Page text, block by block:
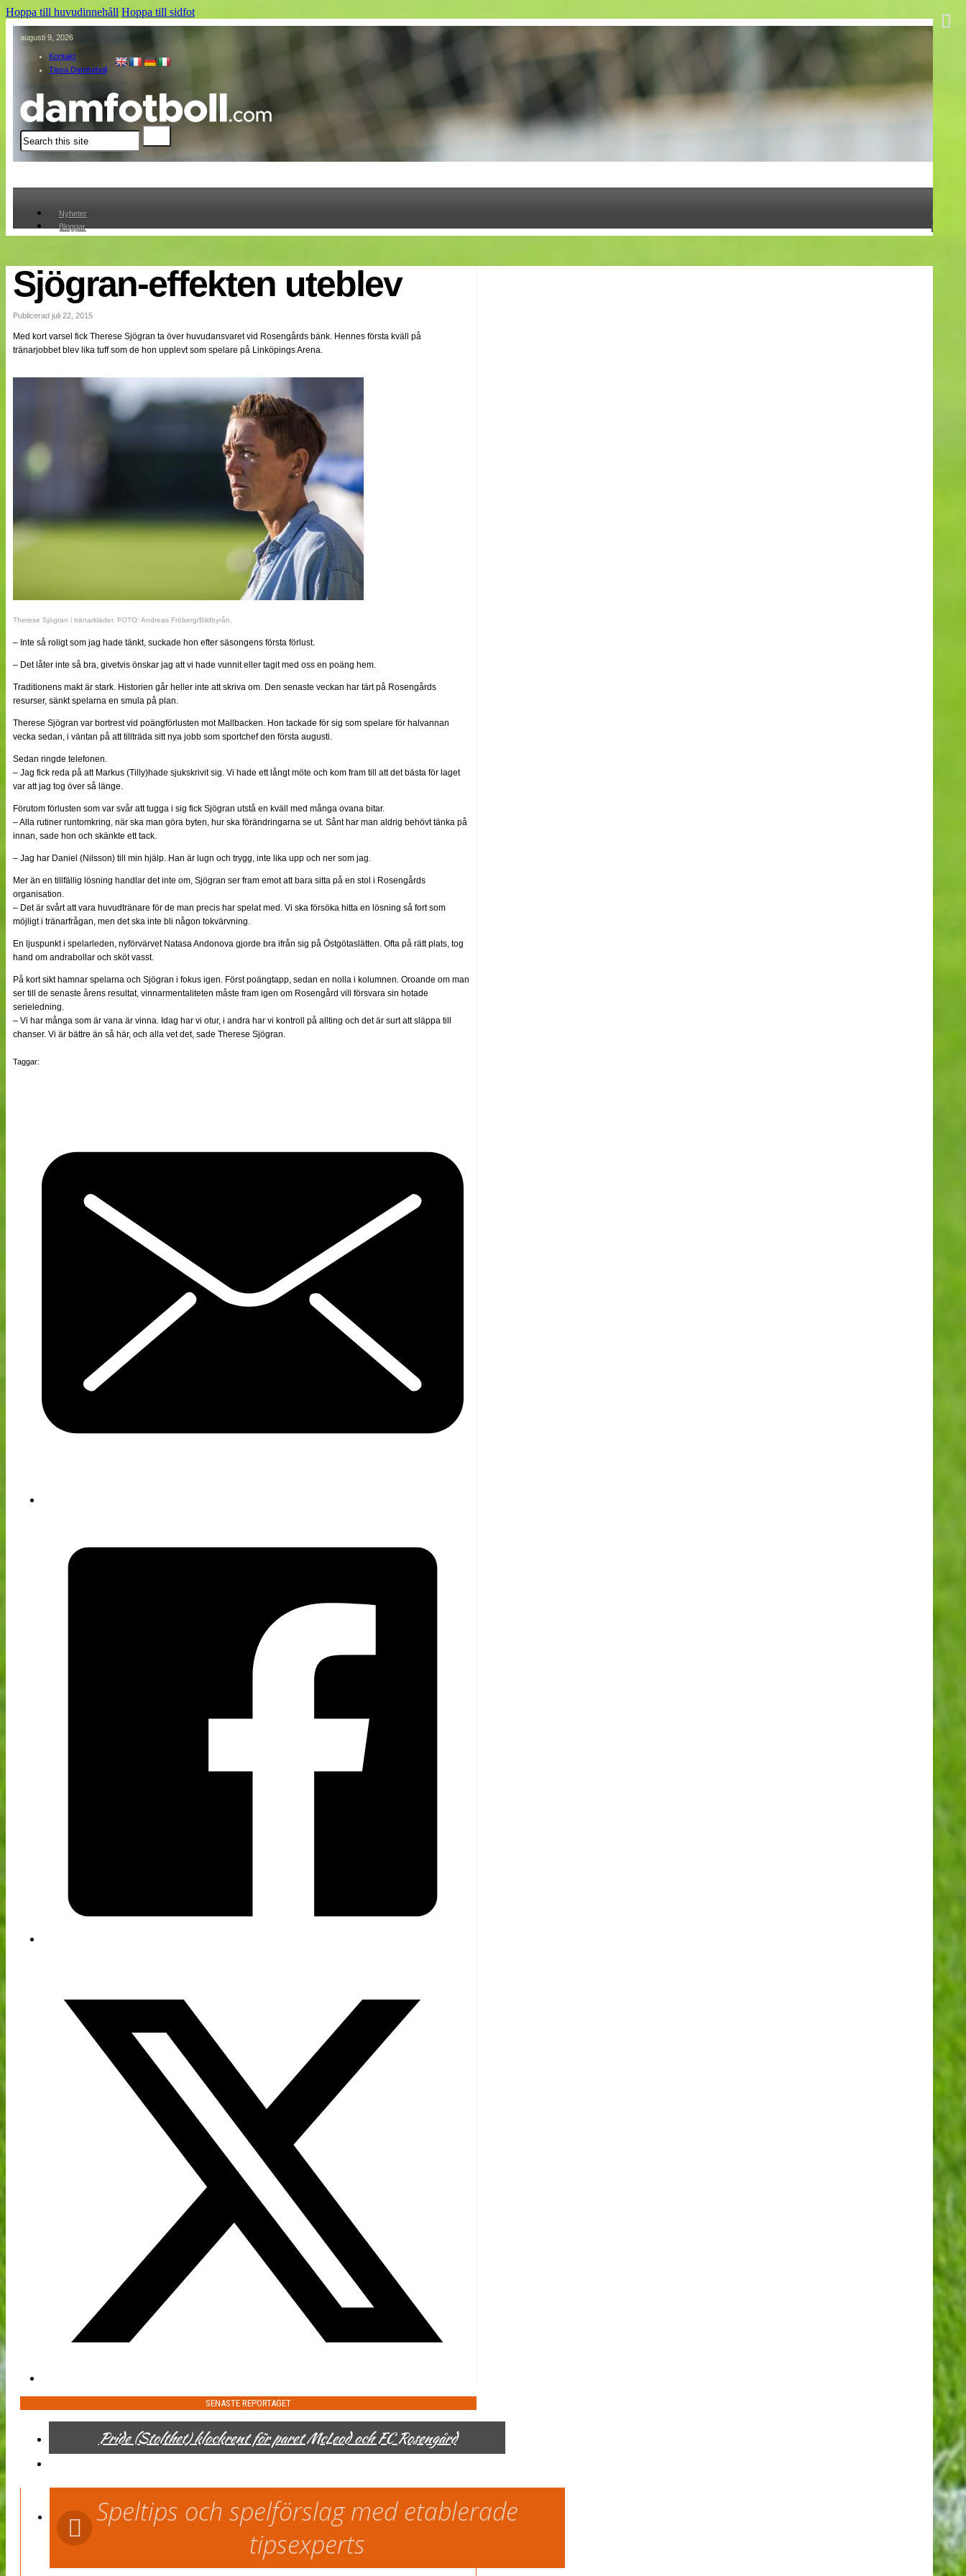
Hoppa till huvudinnehåll Hoppa till sidfot
augusti 9, 2026
Kontakt
Tipsa Damfotboll
Sök
Nyheter
Bloggar
Cuper
Medlemmar
Medlemsbilder
Till klubbkassan
Om oss
Nyheter
Medlemmar
Medlemsbilder
Split vision
Sjögran-effekten uteblev
Publicerad juli 22, 2015
Med kort varsel fick Therese Sjögran ta över huvudansvaret vid Rosengårds bänk. Hennes första kväll på
tränarjobbet blev lika tuff som de hon upplevt som spelare på Linköpings Arena.
Therese Sjögran i tränarkläder. FOTO: Andreas Fröberg/Bildbyrån.
– Inte så roligt som jag hade tänkt, suckade hon efter säsongens första förlust.
– Det låter inte så bra, givetvis önskar jag att vi hade vunnit eller tagit med oss en poäng hem.
Traditionens makt är stark. Historien går heller inte att skriva om. Den senaste veckan har tärt på Rosengårds
resurser, sänkt spelarna en smula på plan.
Therese Sjögran var bortrest vid poängförlusten mot Mallbacken. Hon tackade för sig som spelare för halvannan
vecka sedan, i väntan på att tillträda sitt nya jobb som sportchef den första augusti.
Sedan ringde telefonen.
– Jag fick reda på att Markus (Tilly)hade sjukskrivit sig. Vi hade ett långt möte och kom fram till att det bästa för laget
var att jag tog över så länge.
Förutom förlusten som var svår att tugga i sig fick Sjögran utstå en kväll med många ovana bitar.
– Alla rutiner runtomkring, när ska man göra byten, hur ska förändringarna se ut. Sånt har man aldrig behövt tänka på
innan, sade hon och skänkte ett tack.
– Jag har Daniel (Nilsson) till min hjälp. Han är lugn och trygg, inte lika upp och ner som jag.
Mer än en tillfällig lösning handlar det inte om, Sjögran ser fram emot att bara sitta på en stol i Rosengårds
organisation.
– Det är svårt att vara huvudtränare för de man precis har spelat med. Vi ska försöka hitta en lösning så fort som
möjligt i tränarfrågan, men det ska inte bli någon tokvärvning.
En ljuspunkt i spelarleden, nyförvärvet Natasa Andonova gjorde bra ifrån sig på Östgötaslätten. Ofta på rätt plats, tog
hand om andrabollar och sköt vasst.
På kort sikt hamnar spelarna och Sjögran i fokus igen. Först poängtapp, sedan en nolla i kolumnen. Oroande om man
ser till de senaste årens resultat, vinnarmentaliteten måste fram igen om Rosengård vill försvara sin hotade
serieledning.
– Vi har många som är vana är vinna. Idag har vi otur, i andra har vi kontroll på allting och det är surt att släppa till
chanser. Vi är bättre än så här, och alla vet det, sade Therese Sjögran.
Taggar:
SENASTE REPORTAGET
Pride (Stolthet) klockrent för paret McLeod och FC Rosengård
Speltips och spelförslag med etablerade
tipsexperts